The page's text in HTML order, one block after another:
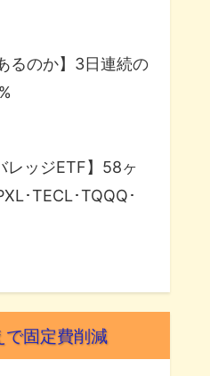
るのか】3日連続の
レッジETF】58ヶ
･TECL･TQQQ･
で固定費削減